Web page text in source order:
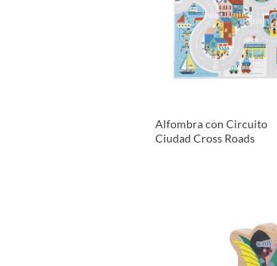
Alfombra con Circuito
Ciudad Cross Roads